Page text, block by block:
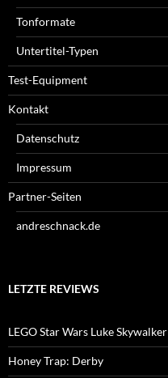
Tonformate
Untertitel-Typen
Test-Equipment
Kontakt
Datenschutz
Impressum
Partner-Seiten
andreschnack.de
LETZTE REVIEWS
LEGO Star Wars Luke Skywalker
Honey Trap: Derby